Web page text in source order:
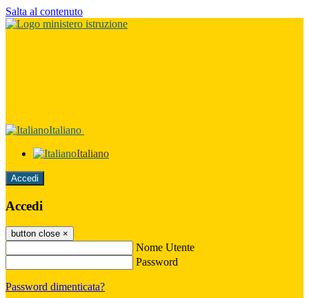
Salta al contenuto
Italiano
Italiano
Accedi
Accedi
button close ×
Nome Utente
Password
Password dimenticata?